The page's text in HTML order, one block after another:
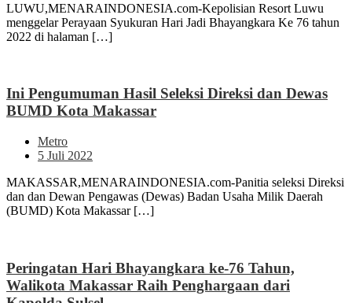
LUWU,MENARAINDONESIA.com-Kepolisian Resort Luwu
menggelar Perayaan Syukuran Hari Jadi Bhayangkara Ke 76 tahun
2022 di halaman […]
Ini Pengumuman Hasil Seleksi Direksi dan Dewas
BUMD Kota Makassar
Metro
5 Juli 2022
MAKASSAR,MENARAINDONESIA.com-Panitia seleksi Direksi
dan dan Dewan Pengawas (Dewas) Badan Usaha Milik Daerah
(BUMD) Kota Makassar […]
Peringatan Hari Bhayangkara ke-76 Tahun,
Walikota Makassar Raih Penghargaan dari